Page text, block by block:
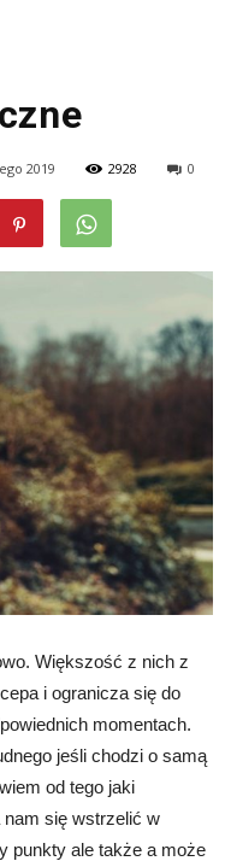
2019 2928 0
Większość z nich z
i ogranicza się do
momentach.
jeśli chodzi o samą
od tego jaki
się wstrzelić w
punkty ale także a może